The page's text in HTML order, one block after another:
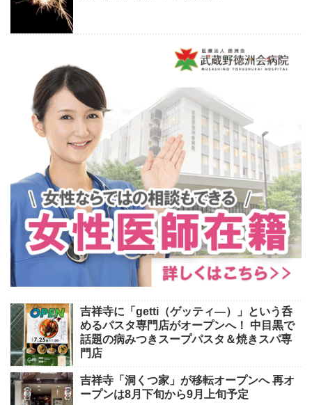
吉祥寺に「getti（ゲッティ―）」という呑
めるパスタ専門店がオープンへ！ 中目黒で
話題の病みつきスープパスタ＆焼きスパ専
門店
吉祥寺「洞くつ家」が移転オープンへ 再オ
ープンは8月下旬から9月上旬予定